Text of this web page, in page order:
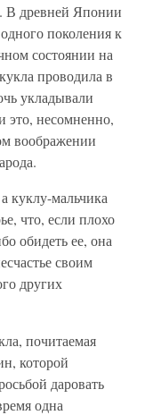
В древней Японии
поколения к
состоянии на
проводила в
укладывали
это, несомненно,
воображении
куклу-мальчика
что, если плохо
обидеть ее, она
своим
других
почитаемая
которой
даровать
одна